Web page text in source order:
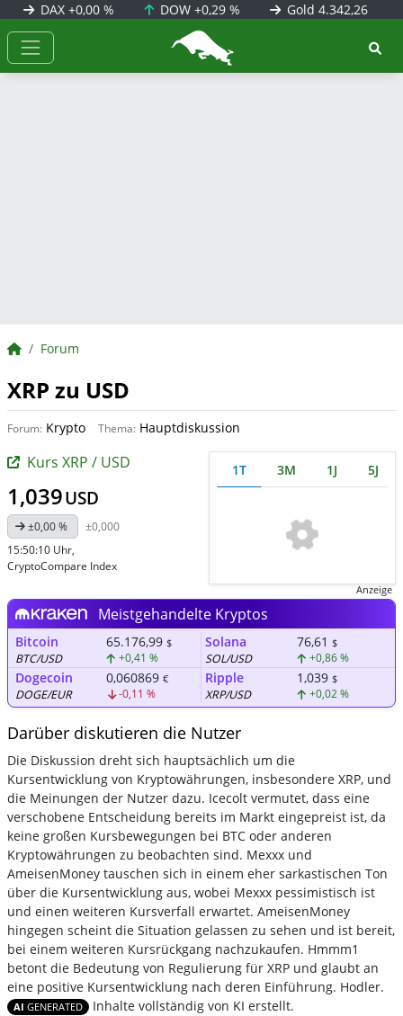
DAX +0,00 % DOW+0,29 % Gold 4.342,26
BörsenNEWS.de
BörsenNEWS.de
Forum
XRP zu USD
Forum: Krypto Thema: Hauptdiskussion
Kurs XRP / USD
1,039USD
±0,00 %
±0,000
15:50:10 Uhr,
CryptoCompare Index
1T 3M 1J 5J
Anzeige
Meistgehandelte Kryptos
Bitcoin
BTC/USD
65.176,99 $
+0,41 %
Solana
SOL/USD
76,61 $
+0,86 %
Dogecoin
DOGE/EUR
0,060869 €
-0,11 %
Ripple
XRP/USD
1,039 $
+0,02 %
Darüber diskutieren die Nutzer
Die Diskussion dreht sich hauptsächlich um die
Kursentwicklung von Kryptowährungen, insbesondere XRP, und
die Meinungen der Nutzer dazu. Icecolt vermutet, dass eine
verschobene Entscheidung bereits im Markt eingepreist ist, da
keine großen Kursbewegungen bei BTC oder anderen
Kryptowährungen zu beobachten sind. Mexxx und
AmeisenMoney tauschen sich in einem eher sarkastischen Ton
über die Kursentwicklung aus, wobei Mexxx pessimistisch ist
und einen weiteren Kursverfall erwartet. AmeisenMoney
hingegen scheint die Situation gelassen zu sehen und ist bereit,
bei einem weiteren Kursrückgang nachzukaufen. Hmmm1
betont die Bedeutung von Regulierung für XRP und glaubt an
eine positive Kursentwicklung nach deren Einführung. Hodler.
AI GENERATED Inhalte vollständig von KI erstellt.